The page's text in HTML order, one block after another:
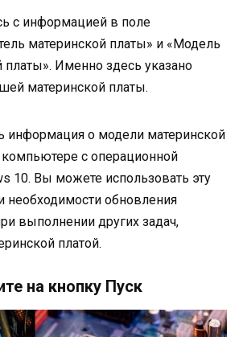
с информацией в поле
материнской платы» и «Модель
платы». Именно здесь указано
материнской платы.
информация о модели материнской
с операционной
10. Вы можете использовать эту
обновления
выполнении других задач,
платой.
на кнопку Пуск